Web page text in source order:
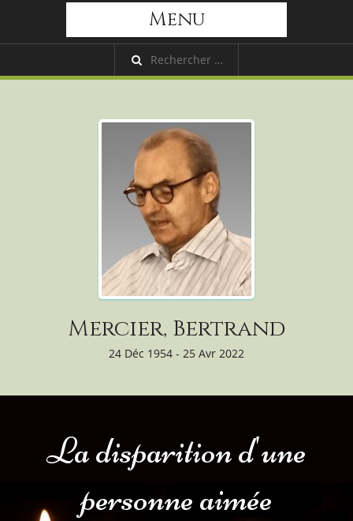
Menu
Mercier, Bertrand
24 Déc 1954 - 25 Avr 2022
La disparition d'une
personne aimée